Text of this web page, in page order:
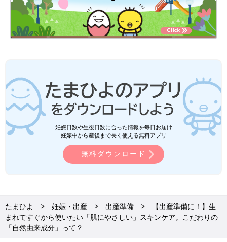
妊娠日数や生後日数に合った情報を毎日お届け
妊娠中から産後まで長く使える無料アプリ
無料ダウンロード
たまひよ 妊娠・出産 出産準備
【出産準備に！】生
まれてすぐから使いたい「肌にやさしい」スキンケア。こだわりの
「自然由来成分」って？